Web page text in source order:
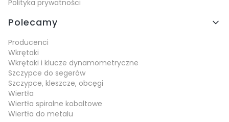
Polityka prywatności
Polecamy
Producenci
Wkrętaki
Wkrętaki i klucze dynamometryczne
Szczypce do segerów
Szczypce, kleszcze, obcęgi
Wiertła
Wiertła spiralne kobaltowe
Wiertła do metalu